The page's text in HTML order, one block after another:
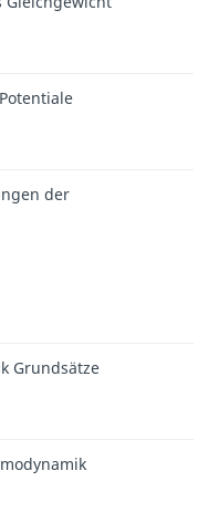
der
Grundsätze